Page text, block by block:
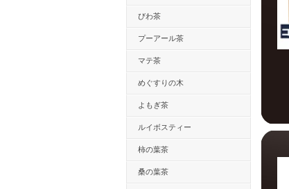
びわ茶
プーアール茶
マテ茶
めぐすりの木
よもぎ茶
ルイボスティー
柿の葉茶
桑の葉茶